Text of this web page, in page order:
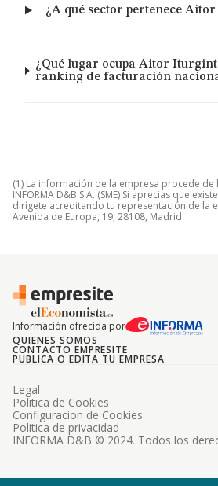
¿A qué sector pertenece
¿Qué lugar ocupa Aitor
ranking de facturación
(1) La información de la empresa procede de
INFORMA D&B S.A. (SME) Si aprecias que
dirígete acreditando tu representación de la
Avenida de Europa, 19, 28108, Madrid.
Información ofrecida por
QUIENES SOMOS
CONTACTO EMPRESITE
PUBLICA O EDITA TU EMPRESA
INFORMA D&B © 2024. Todos los
Legal
Politica de Cookies
Configuracion de Cookies
Politica de privacidad